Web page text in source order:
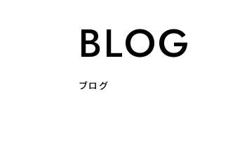
BLOG
ブログ